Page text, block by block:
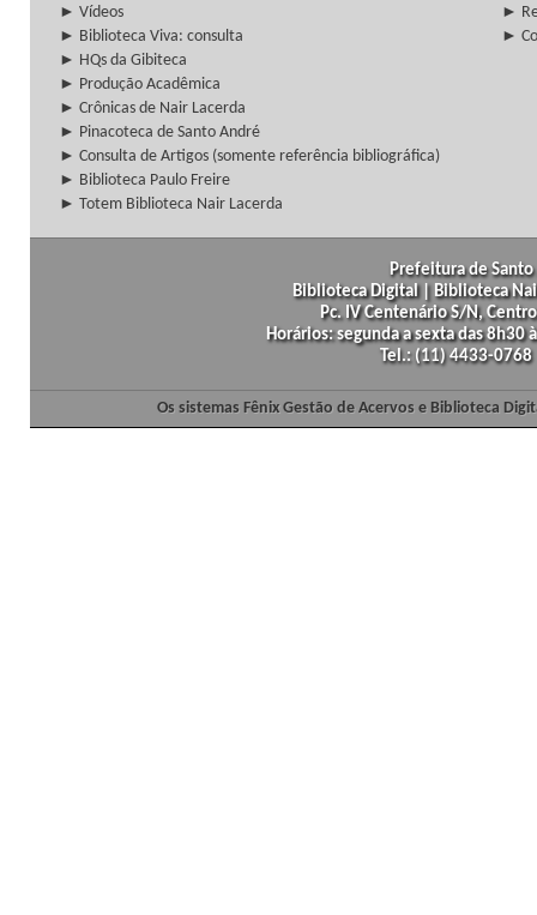
► Vídeos
►
► Biblioteca Viva: consulta
►
► HQs da Gibiteca
► Produção Acadêmica
► Crônicas de Nair Lacerda
► Pinacoteca de Santo André
► Consulta de Artigos (somente referência bibliográfica)
► Biblioteca Paulo Freire
► Totem Biblioteca Nair Lacerda
Prefeitura de
Biblioteca Digital | Biblioteca
Pc. IV Centenário S/N,
Horários: segunda a sexta das
Tel.: (11) 4433-
Os sistemas Fênix Gestão de Acervos e Biblioteca